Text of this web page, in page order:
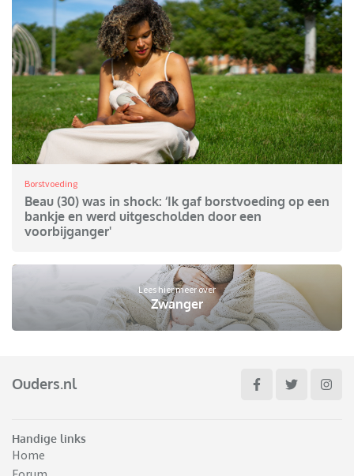
Borstvoeding
Beau (30) was in shock: ‘Ik gaf borstvoeding op een
bankje en werd uitgescholden door een
voorbijganger'
Lees hier meer over
Zwanger
Ouders.nl
Handige links
Home